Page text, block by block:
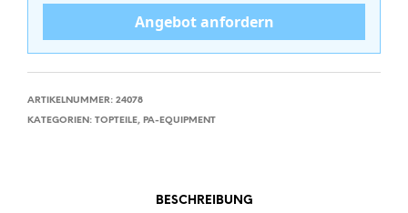
Angebot anfordern
ARTIKELNUMMER: 24078
KATEGORIEN: TOPTEILE, PA-EQUIPMENT
BESCHREIBUNG